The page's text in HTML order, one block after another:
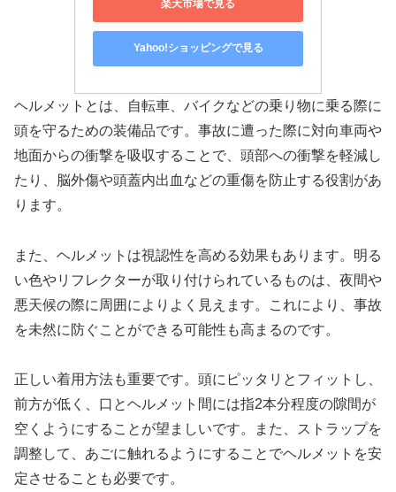
楽天市場で見る
Yahoo!ショッピングで見る
ヘルメットとは、自転車、バイクなどの乗り物に乗る際に
頭を守るための装備品です。事故に遭った際に対向車両や
地面からの衝撃を吸収することで、頭部への衝撃を軽減し
たり、脳外傷や頭蓋内出血などの重傷を防止する役割があ
ります。
また、ヘルメットは視認性を高める効果もあります。明る
い色やリフレクターが取り付けられているものは、夜間や
悪天候の際に周囲によりよく見えます。これにより、事故
を未然に防ぐことができる可能性も高まるのです。
正しい着用方法も重要です。頭にピッタリとフィットし、
前方が低く、口とヘルメット間には指2本分程度の隙間が
空くようにすることが望ましいです。また、ストラップを
調整して、あごに触れるようにすることでヘルメットを安
定させることも必要です。